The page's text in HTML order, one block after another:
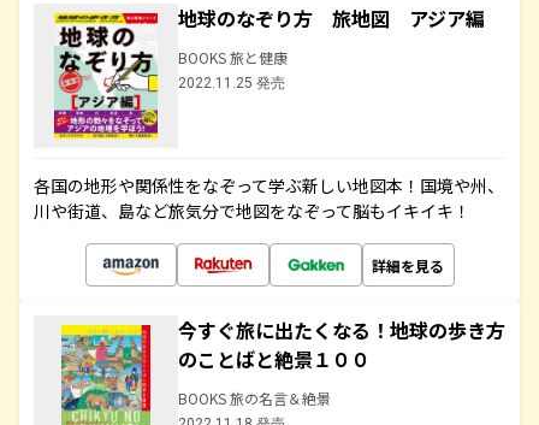
地球のなぞり方 旅地図 アジア編
BOOKS 旅と健康
2022.11.25 発売
各国の地形や関係性をなぞって学ぶ新しい地図本！国境や州、
川や街道、島など旅気分で地図をなぞって脳もイキイキ！
詳細を見る
今すぐ旅に出たくなる！地球の歩き方
のことばと絶景１００
BOOKS 旅の名言＆絶景